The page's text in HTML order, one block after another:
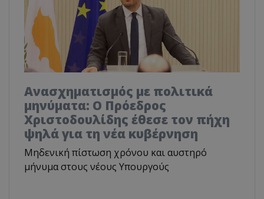
Ανασχηματισμός με πολιτικά
μηνύματα: Ο Πρόεδρος
Χριστοδουλίδης έθεσε τον πήχη
ψηλά για τη νέα κυβέρνηση
Μηδενική πίστωση χρόνου και αυστηρό
μήνυμα στους νέους Υπουργούς